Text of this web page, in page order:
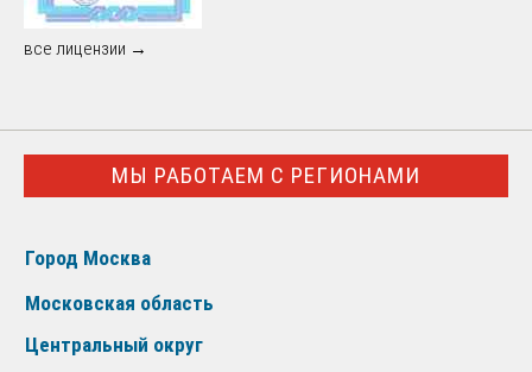
все лицензии →
МЫ РАБОТАЕМ С РЕГИОНАМИ
Город Москва
Московская область
Центральный округ